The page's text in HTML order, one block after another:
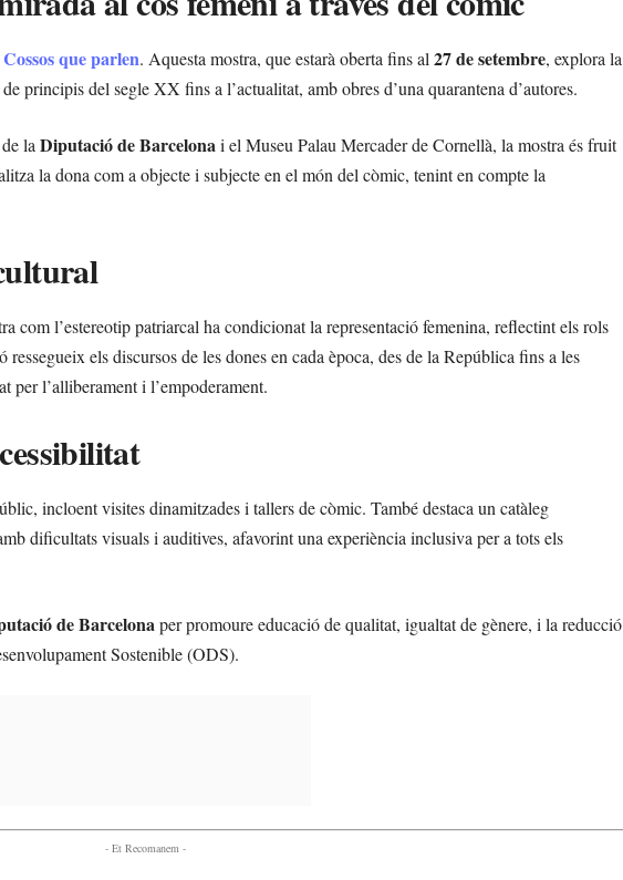
Cossos que parlen. Aquesta mostra, que estarà oberta fins al27 de setembre, explora la
principis del segle XX fins a l’actualitat, amb obres d’una quarantena d’autores.
laDiputació de Barcelonai el Museu Palau Mercader de Cornellà, la mostra és fruit
la dona com a objecte i subjecte en el món del còmic, tenint en compte la
com l’estereotip patriarcal ha condicionat la representació femenina, reflectint els rols
els discursos de les dones en cada època, des de la República fins a les
per l’alliberament i l’empoderament.
incloent visites dinamitzades i tallers de còmic. També destaca un catàleg
dificultats visuals i auditives, afavorint una experiència inclusiva per a tots els
de Barcelonaper promoure educació de qualitat, igualtat de gènere, i la reducció
Sostenible (ODS).
- Et Recomanem -